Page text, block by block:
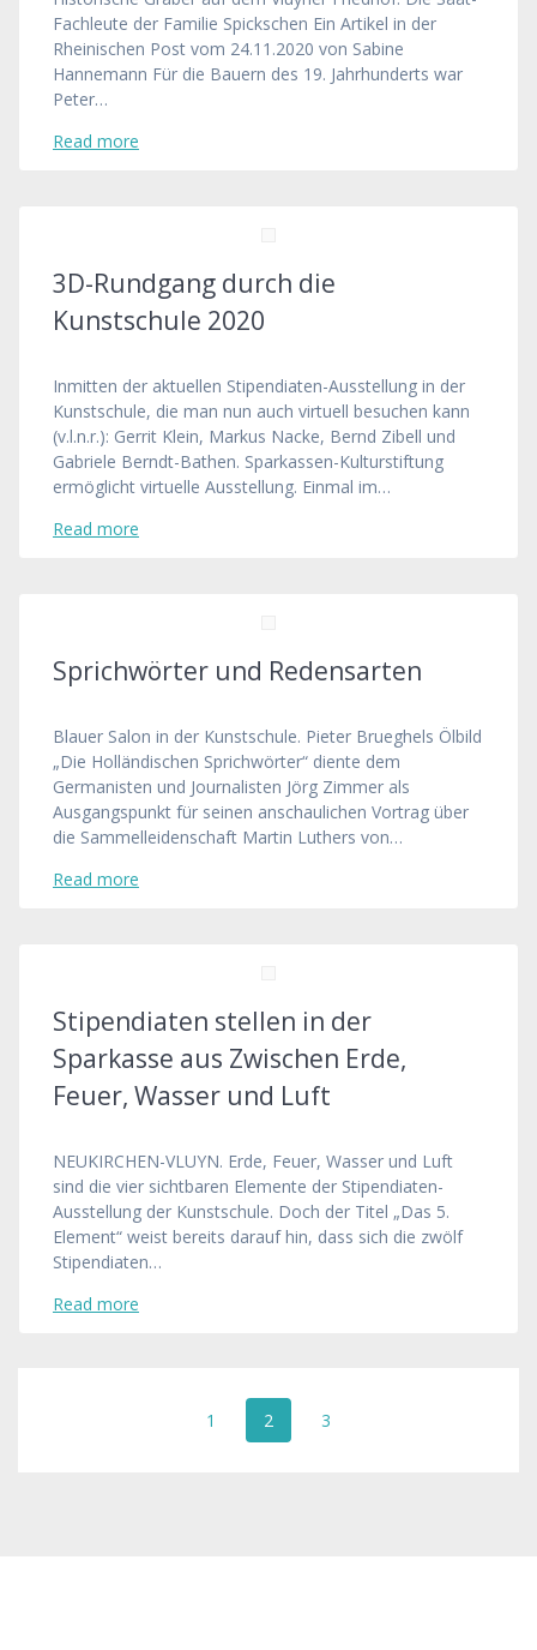
Fachleute der Familie Spickschen Ein Artikel in der
Rheinischen Post vom 24.11.2020 von Sabine
Hannemann Für die Bauern des 19. Jahrhunderts war
Peter…
Read more
3D-Rundgang durch die
Kunstschule 2020
Inmitten der aktuellen Stipendiaten-Ausstellung in der
Kunstschule, die man nun auch virtuell besuchen kann
(v.l.n.r.): Gerrit Klein, Markus Nacke, Bernd Zibell und
Gabriele Berndt-Bathen. Sparkassen-Kulturstiftung
ermöglicht virtuelle Ausstellung. Einmal im…
Read more
Sprichwörter und Redensarten
Blauer Salon in der Kunstschule. Pieter Brueghels Ölbild
„Die Holländischen Sprichwörter“ diente dem
Germanisten und Journalisten Jörg Zimmer als
Ausgangspunkt für seinen anschaulichen Vortrag über
die Sammelleidenschaft Martin Luthers von…
Read more
Stipendiaten stellen in der
Sparkasse aus Zwischen Erde,
Feuer, Wasser und Luft
NEUKIRCHEN-VLUYN. Erde, Feuer, Wasser und Luft
sind die vier sichtbaren Elemente der Stipendiaten-
Ausstellung der Kunstschule. Doch der Titel „Das 5.
Element“ weist bereits darauf hin, dass sich die zwölf
Stipendiaten…
Read more
Page
1 Page
2 Page
3